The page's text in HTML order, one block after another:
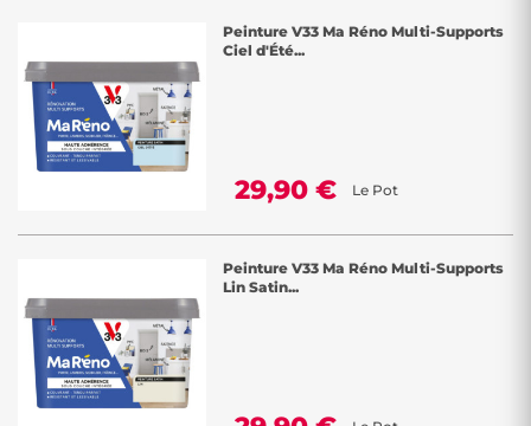
Peinture V33 Ma Réno Multi-Supports
Ciel d'Été...
29,90 € Le Pot
Peinture V33 Ma Réno Multi-Supports
Lin Satin...